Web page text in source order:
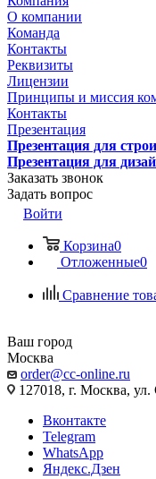
О компании
Команда
Контакты
Реквизиты
Лицензии
Принципы и миссия
Контакты
Презентация
Презентация для
Презентация для
Заказать звонок
Задать вопрос
Войти
Корзина0
Отложенные0
Сравнение
Ваш город
Москва
order@cc-online.ru
127018, г. Москва,
Вконтакте
Telegram
WhatsApp
Яндекс.Дзен